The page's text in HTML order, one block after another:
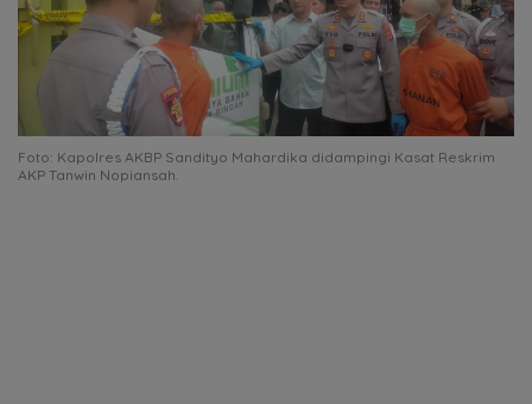
Foto: Kapolres AKBP Sandityo Mahardika didampingi Kasat Reskrim
AKP Tanwin Nopiansah.